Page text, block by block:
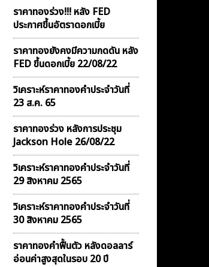
ราคาทองร่วง!!! หลัง FED
ประกาศขึ้นอัตราดอกเบี้ย
ราคาทองยังคงมีความกดดัน หลัง
FED ขึ้นดอกเบี้ย 22/08/22
วิเคราะห์ราคาทองคําประจำวันที่
23 ส.ค. 65
ราคาทองร่วง หลังการประชุม
Jackson Hole 26/08/22
วิเคราะห์ราคาทองคําประจำวันที่
29 สิงหาคม 2565
วิเคราะห์ราคาทองคําประจำวันที่
30 สิงหาคม 2565
ราคาทองคำฟื้นตัว หลังดอลลาร์
อ่อนค่าสูงสุดในรอบ 20 ปี